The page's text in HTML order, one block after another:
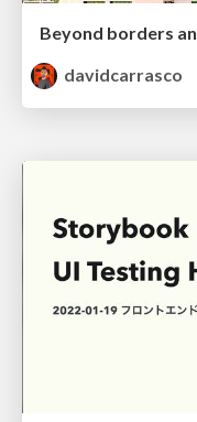
davidcarrasco